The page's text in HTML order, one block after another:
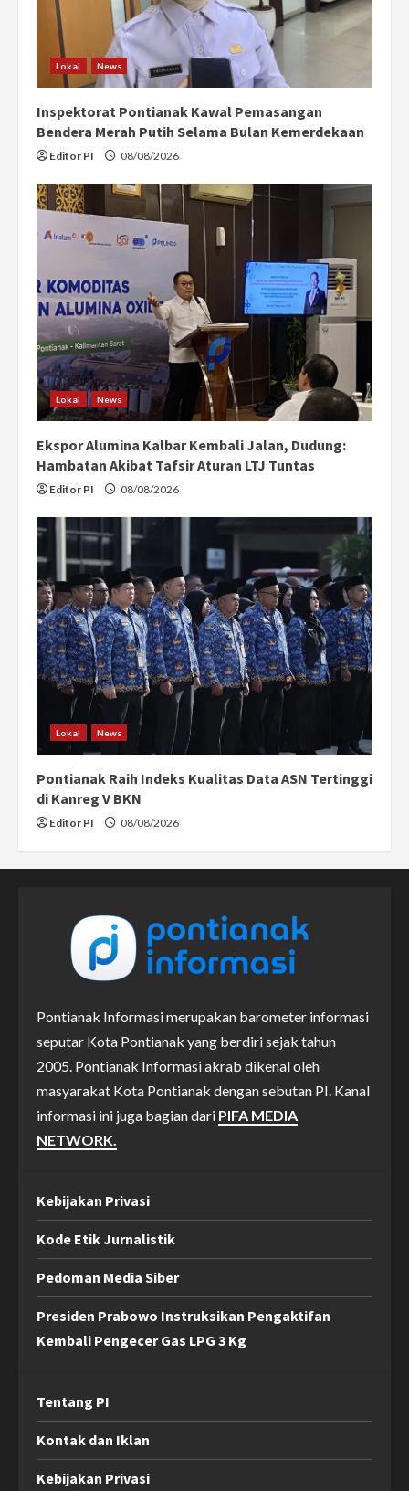
Lokal News
Inspektorat Pontianak Kawal Pemasangan
Bendera Merah Putih Selama Bulan Kemerdekaan
Editor PI 08/08/2026
Lokal News
Ekspor Alumina Kalbar Kembali Jalan, Dudung:
Hambatan Akibat Tafsir Aturan LTJ Tuntas
Editor PI 08/08/2026
Lokal News
Pontianak Raih Indeks Kualitas Data ASN Tertinggi
di Kanreg V BKN
Editor PI 08/08/2026
Pontianak Informasi merupakan barometer informasi
seputar Kota Pontianak yang berdiri sejak tahun
2005. Pontianak Informasi akrab dikenal oleh
masyarakat Kota Pontianak dengan sebutan PI. Kanal
informasi ini juga bagian dari PIFA MEDIA
NETWORK.
Kebijakan Privasi
Kode Etik Jurnalistik
Pedoman Media Siber
Presiden Prabowo Instruksikan Pengaktifan
Kembali Pengecer Gas LPG 3 Kg
Tentang PI
Kontak dan Iklan
Kebijakan Privasi